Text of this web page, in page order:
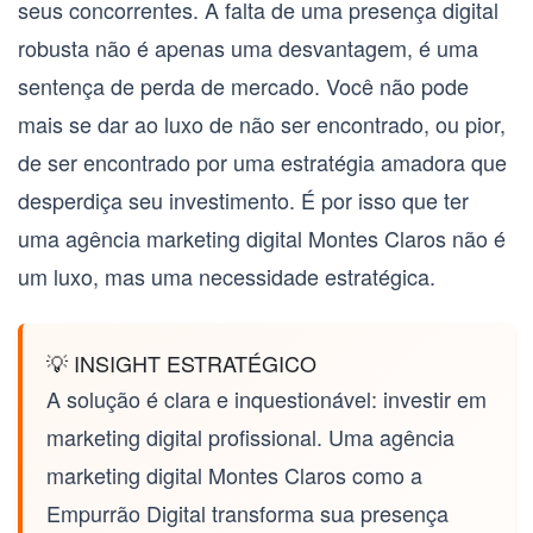
seus concorrentes. A falta de uma presença digital
robusta não é apenas uma desvantagem, é uma
sentença de perda de mercado. Você não pode
mais se dar ao luxo de não ser encontrado, ou pior,
de ser encontrado por uma estratégia amadora que
desperdiça seu investimento. É por isso que ter
umaagência marketing digital Montes Claros não é
um luxo, mas uma necessidade estratégica.
💡 INSIGHT ESTRATÉGICO
A solução é clara e inquestionável: investir em
marketing digital profissional. Umaagência
marketing digital Montes Claroscomo a
Empurrão Digital transforma sua presença